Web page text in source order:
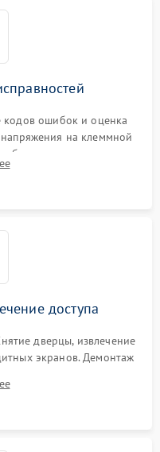
кодов ошибок и оценка
на клеммной
с нагревом,
блокировкой дверцы.
доступа
дверцы, извлечение
экранов. Демонтаж
прямого доступа к
и вентиляторам.